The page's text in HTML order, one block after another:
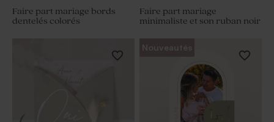
Faire part mariage bords
dentelés colorés
Faire part mariage
minimaliste et son ruban noir
Nouveautés